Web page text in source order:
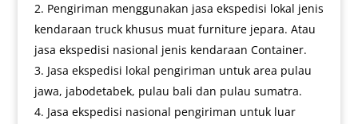
Pengiriman menggunakan jasa ekspedisi lokal jenis
kendaraan truck khusus muat furniture jepara. Atau
jasa ekspedisi nasional jenis kendaraan Container.
Jasa ekspedisi lokal pengiriman untuk area pulau
jawa, jabodetabek, pulau bali dan pulau sumatra.
Jasa ekspedisi nasional pengiriman untuk luar